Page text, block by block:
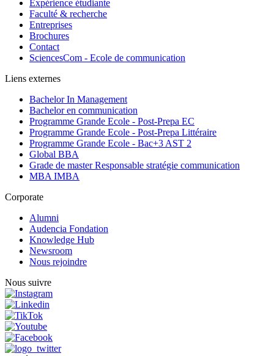
Expérience étudiante
Faculté & recherche
Entreprises
Brochures
Contact
SciencesCom - Ecole de communication
Liens externes
Bachelor In Management
Bachelor en communication
Programme Grande Ecole - Post-Prepa EC
Programme Grande Ecole - Post-Prepa Littéraire
Programme Grande Ecole - Bac+3 AST 2
Global BBA
Grade de master Responsable stratégie communication
MBA IMBA
Corporate
Alumni
Audencia Fondation
Knowledge Hub
Newsroom
Nous rejoindre
Nous suivre